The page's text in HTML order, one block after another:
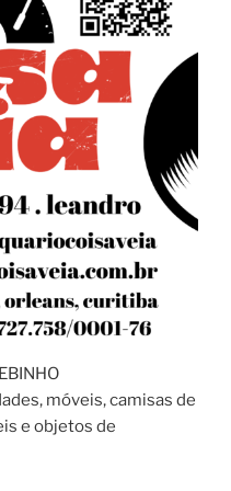
móveis, camisas de
e objetos de